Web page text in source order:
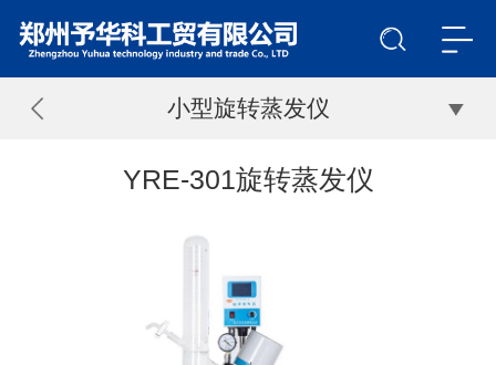
小型旋转蒸发仪
YRE-301旋转蒸发仪